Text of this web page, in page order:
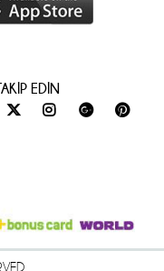
EDİN